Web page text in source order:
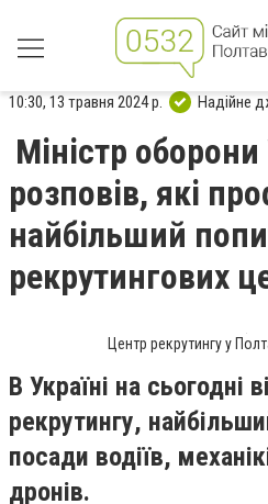
10:30, 13 травня 2024 р. Надійне
Міністр оборони
розповів, які
найбільший
рекрутингових
Центр рекрутингу у
В Україні на сьогодні
рекрутингу,
посади водіїв,
дронів.